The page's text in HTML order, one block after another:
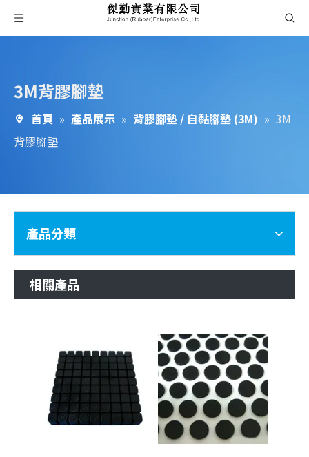
3M背膠腳墊
首頁 » 產品展示 » 背膠腳墊 / 自黏腳墊 (3M) » 3M
背膠腳墊
產品分類
相關產品